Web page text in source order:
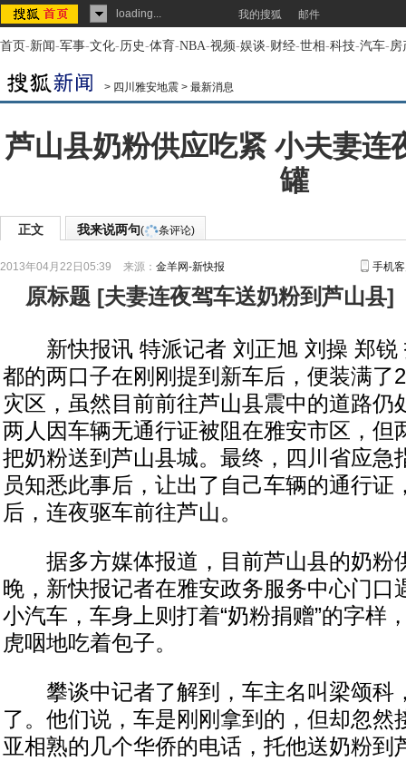
loading... 我的搜狐 邮件
首页-新闻-军事-文化-历史-体育-NBA-视频-娱谈-财经-世相-科技-汽车-房
> 四川雅安地震 > 最新消息
芦山县奶粉供应吃紧 小夫妻连
罐
正文 我来说两句( 条评论)
2013年04月22日05:39 来源： 金羊网-新快报 手机
原标题 [夫妻连夜驾车送奶粉到芦山县]
新快报讯 特派记者 刘正旭 刘操 郑锐
都的两口子在刚刚提到新车后，便装满了
灾区，虽然目前前往芦山县震中的道路仍
两人因车辆无通行证被阻在雅安市区，但
把奶粉送到芦山县城。最终，四川省应急
员知悉此事后，让出了自己车辆的通行证
后，连夜驱车前往芦山。
据多方媒体报道，目前芦山县的奶粉
晚，新快报记者在雅安政务服务中心门口
小汽车，车身上则打着“奶粉捐赠”的字样
虎咽地吃着包子。
攀谈中记者了解到，车主名叫梁颂科
了。他们说，车是刚刚拿到的，但却忽然
亚相熟的几个华侨的电话，托他送奶粉到